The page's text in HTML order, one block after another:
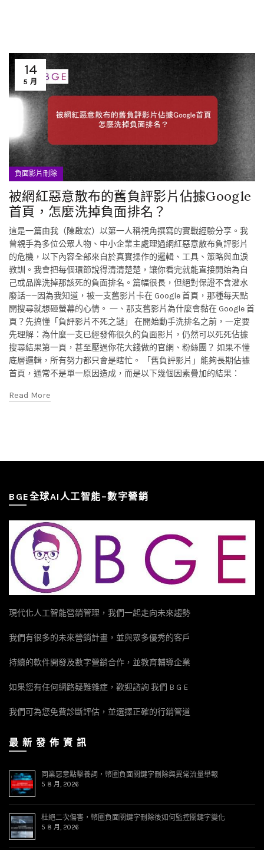
14
5 月
負面影片刪除
被網紅惡意散布的舊負評影片佔據Google
首頁，怎麼洗掉負面排名？
這是一篇由我（陳啟宏）以第一人稱視角撰寫的實戰經驗分享。我
曾親手為多位公眾人物、中小企業主處理過網紅惡意散布負評影片
的危機，以下內容全部來自於真實操作的邏輯、工具、策略與血淚
教訓。我會把每個環節說得清清楚楚，讓你看完就能直接開始為自
己或品牌洗掉那該死的負面排名。篇幅很長，但絕對保證不含灌水
廢話——因為我知道，被一支舊影片卡在 Google 首頁，那種每天點
開搜尋就想砸螢幕的心情。 一、那支舊影片為什麼會黏在 Google 首
頁？先搞懂「負評影片不死之謎」 在開始動手洗排名之前，一定要
先理解：為什麼一支已經發佈很久的負面影片，仍然可以死死佔據
搜尋結果第一頁，甚至壓過你花大錢做的官網、粉絲團？ 如果不懂
底層邏輯，所有努力都只會是瞎忙。 「舊負評影片」能夠長期佔據
首頁，通常不是單一原因造成，而是以下幾個因素疊加的結果：
Read More
BGE全球AI人工智能–數字營銷
現代化人工智能營銷管理，我們一起走向未來趨勢
我們有很多的未來營銷計畫，並與眾多優秀的客戶
持續的軟件開發及數字營銷合作，並教育輔導企業
如果您有任何網路疑難雜症，歡迎諮詢 我們 B G E
我們可為您免費診斷評估，並選擇正確的行銷管道
最 新 發 佈 資 訊
同業惡意點擊養詞，幣圈負面關鍵字刪除與異常流量舉報
5 8 月, 2026
杜絕二次傷害，幣圈負面關鍵字刪除後如何監控關鍵字變化
5 8 月, 2026